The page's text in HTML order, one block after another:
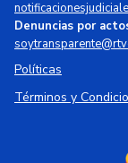
Denuncias por
Políticas
Términos y